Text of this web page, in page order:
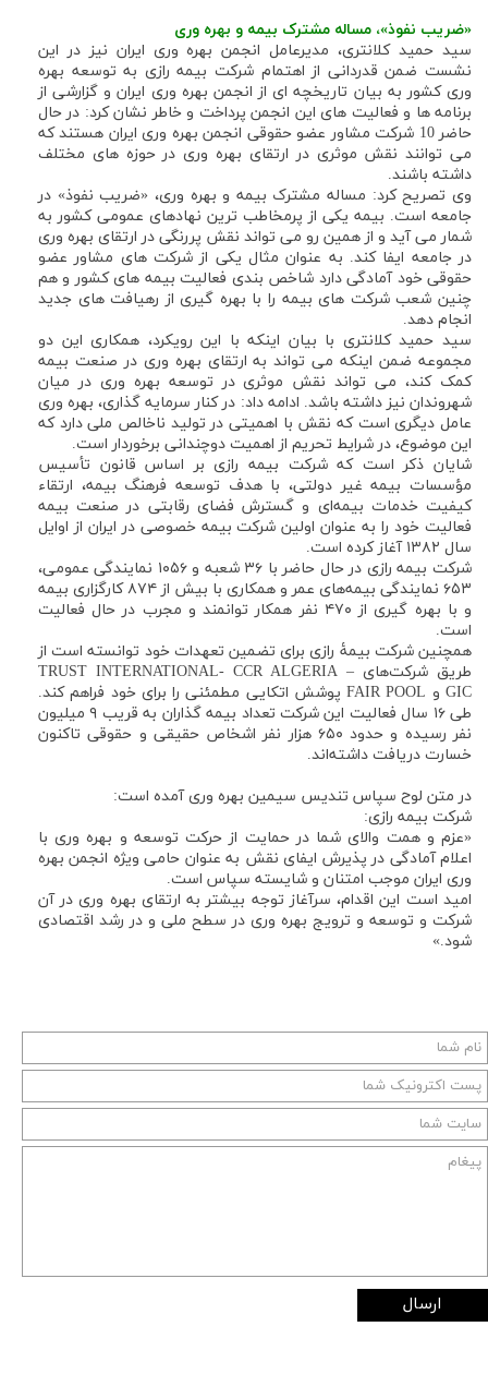
«ضریب نفوذ»، مساله مشترک بیمه و بهره وری
سید حمید کلانتری، مدیرعامل انجمن بهره وری ایران نیز در این
نشست ضمن قدردانی از اهتمام شرکت بیمه رازی به توسعه بهره
وری کشور به بیان تاریخچه ای از انجمن بهره وری ایران و گزارشی از
برنامه ها و فعالیت های این انجمن پرداخت و خاطر نشان کرد: در حال
حاضر 10 شرکت مشاور عضو حقوقی انجمن بهره وری ایران هستند که
می توانند نقش موثری در ارتقای بهره وری در حوزه های مختلف
داشته باشند.
وی تصریح کرد: مساله مشترک بیمه و بهره وری، «ضریب نفوذ» در
جامعه است. بیمه یکی از پرمخاطب ترین نهادهای عمومی کشور به
شمار می آید و از همین رو می تواند نقش پررنگی در ارتقای بهره وری
در جامعه ایفا کند. به عنوان مثال یکی از شرکت های مشاور عضو
حقوقی خود آمادگی دارد شاخص بندی فعالیت بیمه های کشور و هم
چنین شعب شرکت های بیمه را با بهره گیری از رهیافت های جدید
انجام دهد.
سید حمید کلانتری با بیان اینکه با این رویکرد، همکاری این دو
مجموعه ضمن اینکه می تواند به ارتقای بهره وری در صنعت بیمه
کمک کند، می تواند نقش موثری در توسعه بهره وری در میان
شهروندان نیز داشته باشد. ادامه داد: در کنار سرمایه گذاری، بهره وری
عامل دیگری است که نقش با اهمیتی در تولید ناخالص ملی دارد که
این موضوع، در شرایط تحریم از اهمیت دوچندانی برخوردار است.
شایان ذکر است که شرکت بیمه رازی بر اساس قانون تأسیس
مؤسسات بیمه غیر دولتی، با هدف توسعه فرهنگ بیمه، ارتقاء
کیفیت خدمات بیمه‌ای و گسترش فضای رقابتی در صنعت بیمه
فعالیت خود را به عنوان اولین شرکت بیمه خصوصی در ایران از اوایل
سال ۱۳۸۲ آغاز کرده است.
شرکت بیمه رازی در حال حاضر با ۳۶ شعبه و ۱۰۵۶ نمایندگی عمومی،
۶۵۳ نمایندگی بیمه‌های عمر و همکاری با بیش از ۸۷۴ کارگزاری بیمه
و با بهره گیری از ۴۷۰ نفر همکار توانمند و مجرب در حال فعالیت
است.
همچنین شرکت بیمۀ رازی برای تضمین تعهدات خود توانسته است از
طریق شرکت‌های TRUST INTERNATIONAL- CCR ALGERIA –
GIC و FAIR POOL پوشش اتکایی مطمئنی را برای خود فراهم کند.
طی ۱۶ سال فعالیت این شرکت تعداد بیمه گذاران به قریب ۹ میلیون
نفر رسیده و حدود ۶۵۰ هزار نفر اشخاص حقیقی و حقوقی تاکنون
خسارت دریافت داشته‌اند.
در متن لوح سپاس تندیس سیمین بهره وری آمده است:
شرکت بیمه رازی:
«عزم و همت والای شما در حمایت از حرکت توسعه و بهره وری با
اعلام آمادگی در پذیرش ایفای نقش به عنوان حامی ویژه انجمن بهره
وری ایران موجب امتنان و شایسته سپاس است.
امید است این اقدام، سرآغاز توجه بیشتر به ارتقای بهره وری در آن
شرکت و توسعه و ترویج بهره وری در سطح ملی و در رشد اقتصادی
شود.»
ارسال